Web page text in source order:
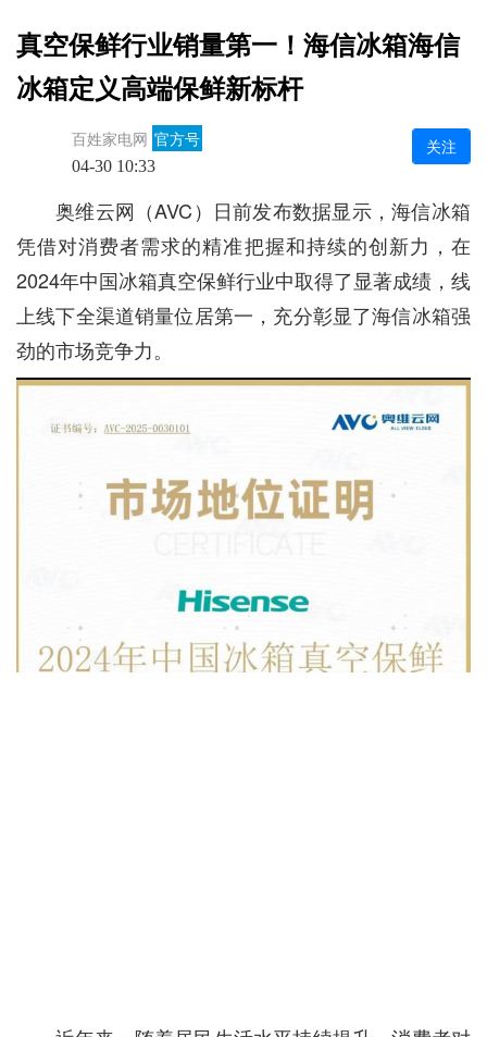
真空保鲜行业销量第一！海信冰箱海信
冰箱定义高端保鲜新标杆
百姓家电网 官方号
04-30 10:33
关注
奥维云网（AVC）日前发布数据显示，海信冰箱
凭借对消费者需求的精准把握和持续的创新力，在
2024年中国冰箱真空保鲜行业中取得了显著成绩，线
上线下全渠道销量位居第一，充分彰显了海信冰箱强
劲的市场竞争力。